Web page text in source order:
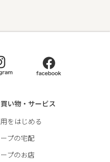
い物・サービス
をはじめる
プの宅配
プのお店